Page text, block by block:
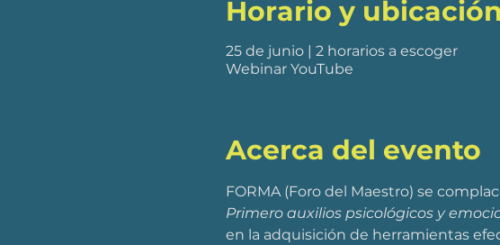
Horario y ubicación
25 de junio | 2 horarios a escoger
Webinar YouTube
Acerca del evento
FORMA (Foro del Maestro) se
Primero auxilios psicológicos y
en la adquisición de herramientas